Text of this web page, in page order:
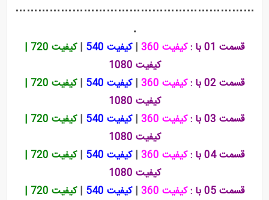
………………………………………………………
.
قسمت 01 با : کیفیت 360 |کیفیت 540 |کیفیت 720
|
کیفیت 1080
قسمت 02 با :
کیفیت 360 |کیفیت 540 |کیفیت 720
|
کیفیت 1080
قسمت 03 با :
کیفیت 360 |کیفیت 540 |کیفیت 720
|
کیفیت 1080
قسمت 04 با :
کیفیت 360 |کیفیت 540 |کیفیت 720
|
کیفیت 1080
قسمت 05 با :
کیفیت 360 |کیفیت 540 |کیفیت 720
|